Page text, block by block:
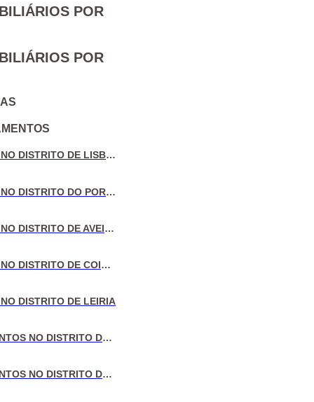
POR
POR
VENDA DE MORADIAS NO DISTRITO DE LISBOA
VENDA DE MORADIAS NO DISTRITO DO PORTO
VENDA DE MORADIAS NO DISTRITO DE AVEIRO
VENDA DE MORADIAS NO DISTRITO DE COIMBRA
DISTRITO DE LEIRIA
VENDA DE APARTAMENTOS NO DISTRITO DE LISBOA
VENDA DE APARTAMENTOS NO DISTRITO DO PORTO